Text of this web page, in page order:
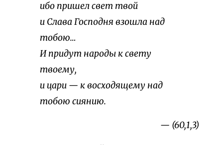
ибо пришел свет твой
и Слава Господня взошла над
тобою…
И придут народы к свету
твоему,
и цари — к восходящему над
тобою сиянию.
— (60,1,3)